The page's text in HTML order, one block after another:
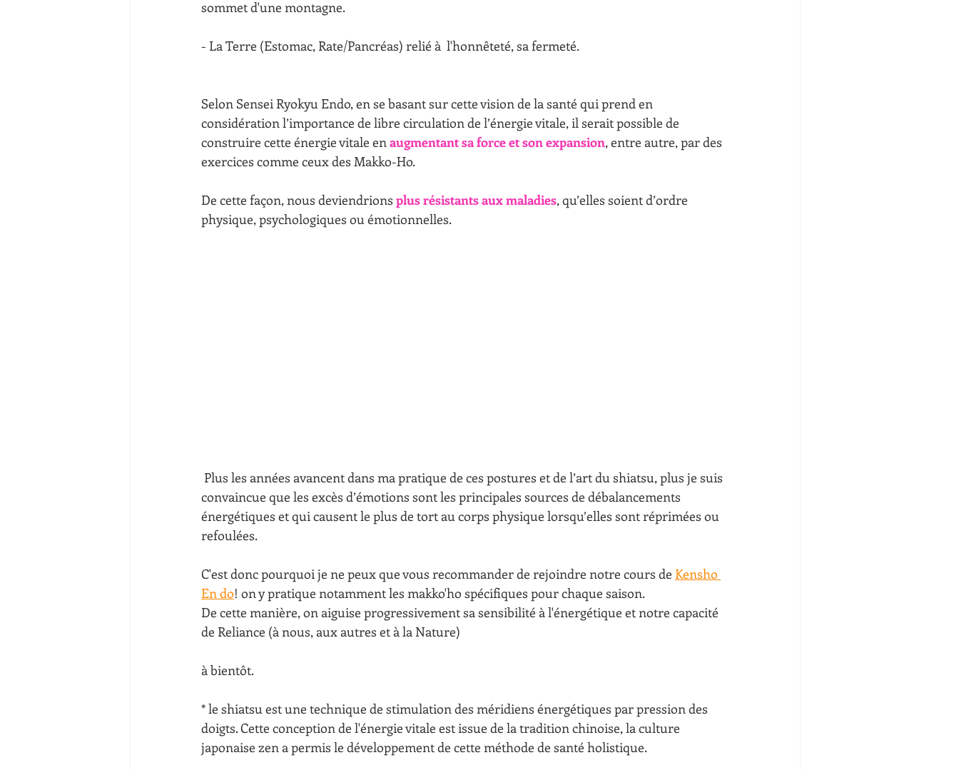
sommet d'une montagne.
- La Terre (Estomac, Rate/Pancréas) relié à  l'honnêteté, sa fermeté.
Selon Sensei Ryokyu Endo, en se basant sur cette vision de la santé qui prend en
considération l’importance de libre circulation de l’énergie vitale, il serait possible de
construire cette énergie vitale en augmentant sa force et son expansion, entre autre, par des
exercices comme ceux des Makko-Ho.
De cette façon, nous deviendrions plus résistants aux maladies, qu’elles soient d’ordre
physique, psychologiques ou émotionnelles.
convaincue que les excès d’émotions sont les principales sources de débalancements
énergétiques et qui causent le plus de tort au corps physique lorsqu’elles sont réprimées ou
refoulées.
C'est donc pourquoi je ne peux que vous recommander de rejoindre notre cours de Kensho
En do! on y pratique notamment les makko'ho spécifiques pour chaque saison.
De cette manière, on aiguise progressivement sa sensibilité à l'énergétique et notre capacité
de Reliance (à nous, aux autres et à la Nature)
à bientôt.
* le shiatsu est une technique de stimulation des méridiens énergétiques par pression des
doigts. Cette conception de l'énergie vitale est issue de la tradition chinoise, la culture
japonaise zen a permis le développement de cette méthode de santé holistique.